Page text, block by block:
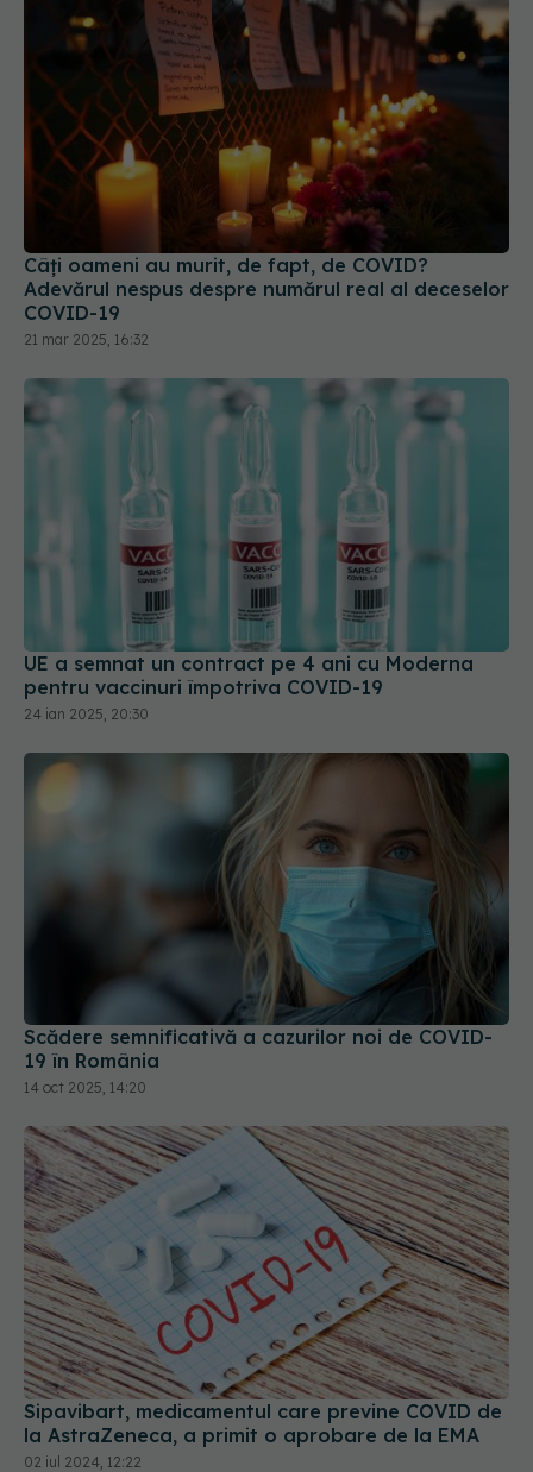
Câți oameni au murit, de fapt, de COVID?
Adevărul nespus despre numărul real al deceselor
COVID-19
21 mar 2025, 16:32
UE a semnat un contract pe 4 ani cu Moderna
pentru vaccinuri împotriva COVID-19
24 ian 2025, 20:30
Scădere semnificativă a cazurilor noi de COVID-
19 în România
14 oct 2025, 14:20
Sipavibart, medicamentul care previne COVID de
la AstraZeneca, a primit o aprobare de la EMA
02 iul 2024, 12:22